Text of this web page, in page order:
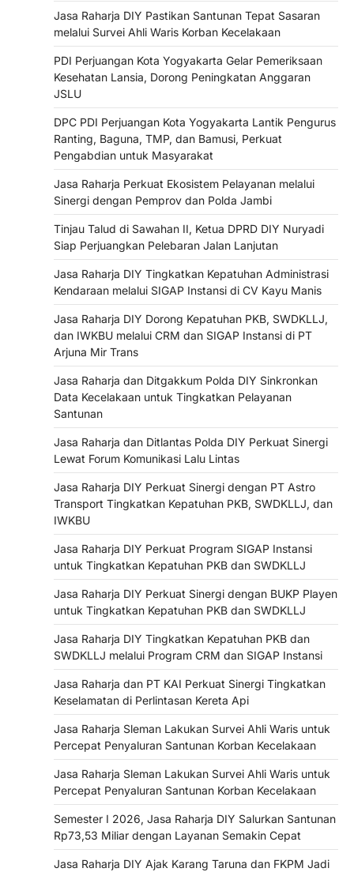
Jasa Raharja DIY Pastikan Santunan Tepat Sasaran
melalui Survei Ahli Waris Korban Kecelakaan
PDI Perjuangan Kota Yogyakarta Gelar Pemeriksaan
Kesehatan Lansia, Dorong Peningkatan Anggaran
JSLU
DPC PDI Perjuangan Kota Yogyakarta Lantik Pengurus
Ranting, Baguna, TMP, dan Bamusi, Perkuat
Pengabdian untuk Masyarakat
Jasa Raharja Perkuat Ekosistem Pelayanan melalui
Sinergi dengan Pemprov dan Polda Jambi
Tinjau Talud di Sawahan II, Ketua DPRD DIY Nuryadi
Siap Perjuangkan Pelebaran Jalan Lanjutan
Jasa Raharja DIY Tingkatkan Kepatuhan Administrasi
Kendaraan melalui SIGAP Instansi di CV Kayu Manis
Jasa Raharja DIY Dorong Kepatuhan PKB, SWDKLLJ,
dan IWKBU melalui CRM dan SIGAP Instansi di PT
Arjuna Mir Trans
Jasa Raharja dan Ditgakkum Polda DIY Sinkronkan
Data Kecelakaan untuk Tingkatkan Pelayanan
Santunan
Jasa Raharja dan Ditlantas Polda DIY Perkuat Sinergi
Lewat Forum Komunikasi Lalu Lintas
Jasa Raharja DIY Perkuat Sinergi dengan PT Astro
Transport Tingkatkan Kepatuhan PKB, SWDKLLJ, dan
IWKBU
Jasa Raharja DIY Perkuat Program SIGAP Instansi
untuk Tingkatkan Kepatuhan PKB dan SWDKLLJ
Jasa Raharja DIY Perkuat Sinergi dengan BUKP Playen
untuk Tingkatkan Kepatuhan PKB dan SWDKLLJ
Jasa Raharja DIY Tingkatkan Kepatuhan PKB dan
SWDKLLJ melalui Program CRM dan SIGAP Instansi
Jasa Raharja dan PT KAI Perkuat Sinergi Tingkatkan
Keselamatan di Perlintasan Kereta Api
Jasa Raharja Sleman Lakukan Survei Ahli Waris untuk
Percepat Penyaluran Santunan Korban Kecelakaan
Jasa Raharja Sleman Lakukan Survei Ahli Waris untuk
Percepat Penyaluran Santunan Korban Kecelakaan
Semester I 2026, Jasa Raharja DIY Salurkan Santunan
Rp73,53 Miliar dengan Layanan Semakin Cepat
Jasa Raharja DIY Ajak Karang Taruna dan FKPM Jadi